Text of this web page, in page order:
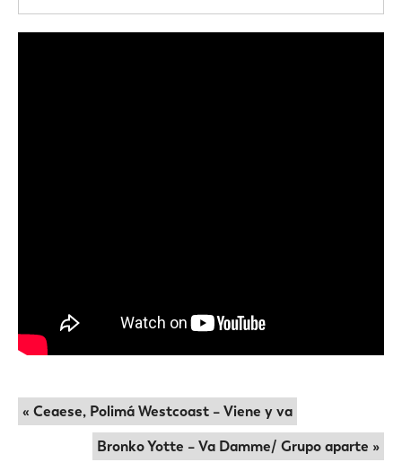
« Ceaese, Polimá Westcoast – Viene y va
Bronko Yotte – Va Damme/ Grupo aparte »